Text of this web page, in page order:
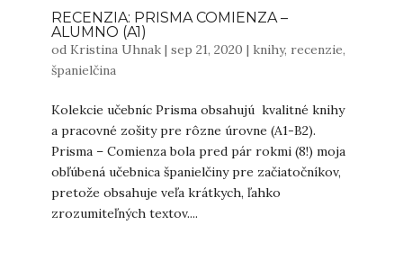
RECENZIA: PRISMA COMIENZA –
ALUMNO (A1)
od Kristina Uhnak| sep 21, 2020 | knihy, recenzie,
španielčina
Kolekcie učebníc Prisma obsahujú kvalitné knihy
a pracovné zošity pre rôzne úrovne (A1-B2).
Prisma – Comienza bola pred pár rokmi (8!) moja
obľúbená učebnica španielčiny pre začiatočníkov,
pretože obsahuje veľa krátkych, ľahko
zrozumiteľných textov....